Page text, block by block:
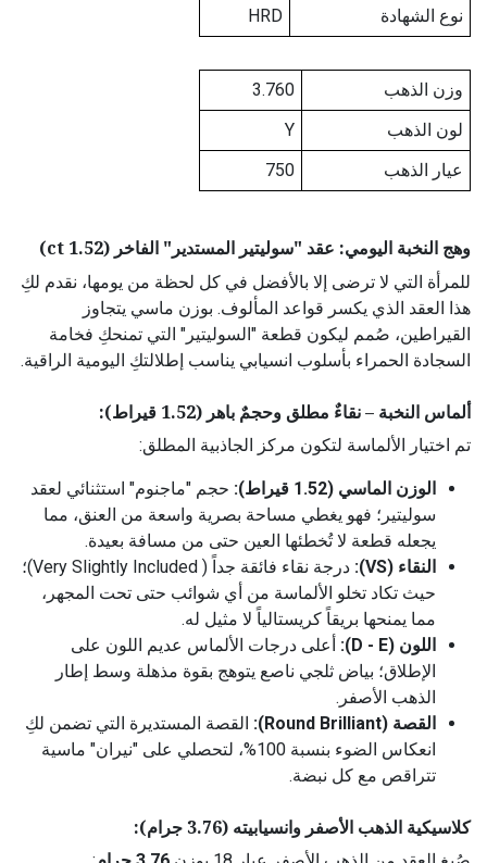
نوع الشهادة
HRD
وزن الذهب
3.760
لون الذهب
Y
عيار الذهب
750
وهج النخبة اليومي: عقد "سوليتير المستدير" الفاخر (1.52 ct)
للمرأة التي لا ترضى إلا بالأفضل في كل لحظة من يومها، نقدم لكِ
هذا العقد الذي يكسر قواعد المألوف. بوزن ماسي يتجاوز
القيراطين، صُمم ليكون قطعة "السوليتير" التي تمنحكِ فخامة
السجادة الحمراء بأسلوب انسيابي يناسب إطلالتكِ اليومية الراقية.
ألماس النخبة – نقاءٌ مطلق وحجمٌ باهر (1.52 قيراط):
تم اختيار الألماسة لتكون مركز الجاذبية المطلق:
الوزن الماسي (1.52 قيراط):
حجم "ماجنوم" استثنائي لعقد
سوليتير؛ فهو يغطي مساحة بصرية واسعة من العنق، مما
يجعله قطعة لا تُخطئها العين حتى من مسافة بعيدة.
النقاء (VS):
درجة نقاء فائقة جداً ( Very Slightly Included)؛
حيث تكاد تخلو الألماسة من أي شوائب حتى تحت المجهر،
مما يمنحها بريقاً كريستالياً لا مثيل له.
اللون (D - E):
أعلى درجات الألماس عديم اللون على
الإطلاق؛ بياض ثلجي ناصع يتوهج بقوة مذهلة وسط إطار
الذهب الأصفر.
القصة (Round Brilliant):
القصة المستديرة التي تضمن لكِ
انعكاس الضوء بنسبة 100%، لتحصلي على "نيران" ماسية
تتراقص مع كل نبضة.
كلاسيكية الذهب الأصفر وانسيابيته (3.76 جرام):